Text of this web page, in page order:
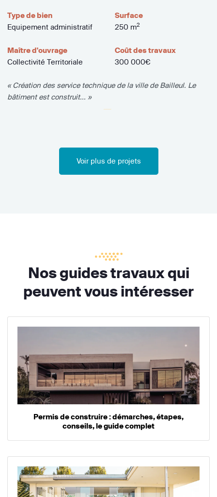
Type de bien
Equipement administratif
Surface
250 m2
Maître d'ouvrage
Collectivité Territoriale
Coût des travaux
300 000€
« Création des service technique de la ville de Bailleul. Le
bâtiment est construit... »
Voir plus de projets
Nos guides travaux qui
peuvent vous intéresser
Permis de construire : démarches, étapes,
conseils, le guide complet